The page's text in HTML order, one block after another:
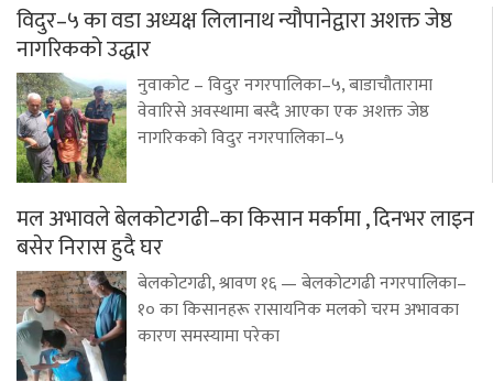
विदुर–५ का वडा अध्यक्ष लिलानाथ न्यौपानेद्वारा अशक्त जेष्ठ
नागरिकको उद्धार
नुवाकोट – विदुर नगरपालिका–५, बाडाचौतारामा
वेवारिसे अवस्थामा बस्दै आएका एक अशक्त जेष्ठ
नागरिकको विदुर नगरपालिका–५
मल अभावले बेलकोटगढी–का किसान मर्कामा , दिनभर लाइन
बसेर निरास हुदै घर
बेलकोटगढी, श्रावण १६ — बेलकोटगढी नगरपालिका–
१० का किसानहरू रासायनिक मलको चरम अभावका
कारण समस्यामा परेका